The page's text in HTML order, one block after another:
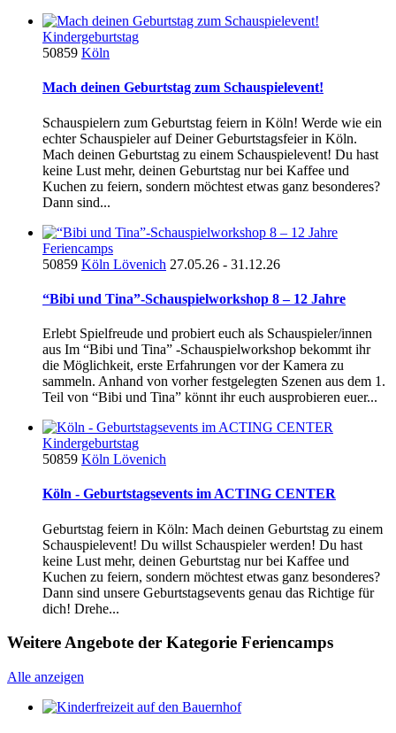
Kindergeburtstag
50859 Köln
Mach deinen Geburtstag zum Schauspielevent!
Schauspielern zum Geburtstag feiern in Köln! Werde wie ein
echter Schauspieler auf Deiner Geburtstagsfeier in Köln.
Mach deinen Geburtstag zu einem Schauspielevent! Du hast
keine Lust mehr, deinen Geburtstag nur bei Kaffee und
Kuchen zu feiern, sondern möchtest etwas ganz besonderes?
Dann sind...
Feriencamps
50859 Köln Lövenich 27.05.26 - 31.12.26
“Bibi und Tina”-Schauspielworkshop 8 – 12 Jahre
Erlebt Spielfreude und probiert euch als Schauspieler/innen
aus Im “Bibi und Tina” -Schauspielworkshop bekommt ihr
die Möglichkeit, erste Erfahrungen vor der Kamera zu
sammeln. Anhand von vorher festgelegten Szenen aus dem 1.
Teil von “Bibi und Tina” könnt ihr euch ausprobieren euer...
Kindergeburtstag
50859 Köln Lövenich
Köln - Geburtstagsevents im ACTING CENTER
Geburtstag feiern in Köln: Mach deinen Geburtstag zu einem
Schauspielevent! Du willst Schauspieler werden! Du hast
keine Lust mehr, deinen Geburtstag nur bei Kaffee und
Kuchen zu feiern, sondern möchtest etwas ganz besonderes?
Dann sind unsere Geburtstagsevents genau das Richtige für
dich! Drehe...
Weitere Angebote der Kategorie Feriencamps
Alle anzeigen